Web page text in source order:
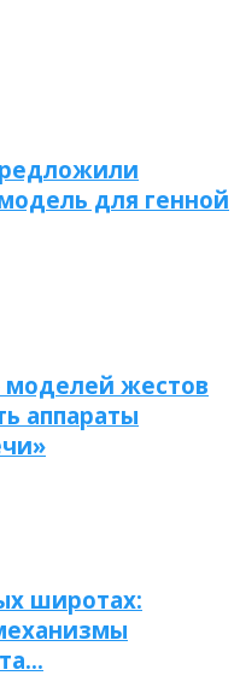
для генной
жестов
аппараты
широтах: